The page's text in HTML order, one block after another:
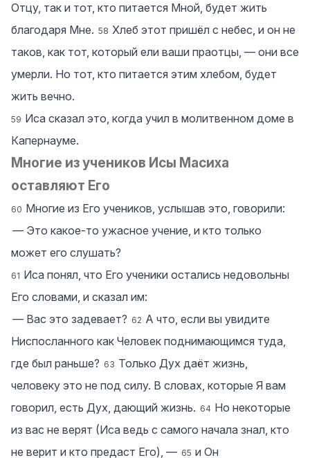
Отцу, так и тот, кто питается Мной, будет жить
благодаря Мне. 58 Хлеб этот пришёл с небес, и он не
таков, как тот, который ели ваши праотцы, — они все
умерли. Но тот, кто питается этим хлебом, будет
жить вечно.
59 Иса сказал это, когда учил в молитвенном доме в
Капернауме.
Многие из учеников Исы Масиха
оставляют Его
60 Многие из Его учеников, услышав это, говорили:
― Это какое-то ужасное учение, и кто только
может его слушать?
61 Иса понял, что Его ученики остались недовольны
Его словами, и сказал им:
― Вас это задевает? 62 А что, если вы увидите
Ниспосланного как Человек поднимающимся туда,
где был раньше? 63 Только Дух даёт жизнь,
человеку это не под силу. В словах, которые Я вам
говорил, есть Дух, дающий жизнь. 64 Но некоторые
из вас не верят (Иса ведь с самого начала знал, кто
не верит и кто предаст Его), — 65 и Он